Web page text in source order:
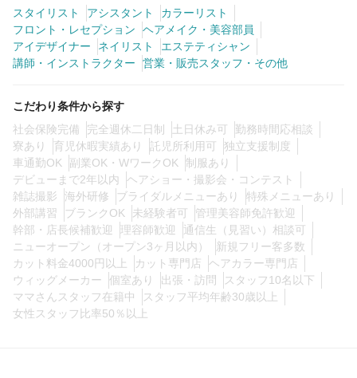
この条件の求人数0件
スタイリスト
アシスタント
カラーリスト
フロント・レセプション
ヘアメイク・美容部員
アイデザイナー
ネイリスト
エステティシャン
講師・インストラクター
営業・販売スタッフ・その他
こだわり条件から探す
社会保険完備
完全週休二日制 土日休み可
勤務時間応相談
寮あり
育児休暇実績あり 託児所利用可
独立支援制度
車通勤OK
副業OK・WワークOK
制服あり
デビューまで2年以内
ヘアショー・撮影会・コンテスト
雑誌撮影
海外研修 ブライダルメニューあり
特殊メニューあり
外部講習
ブランクOK 未経験者可
管理美容師免許歓迎
幹部・店長候補歓迎
理容師歓迎
通信生（見習い）相談可
ニューオープン（オープン3ヶ月以内）
新規フリー客多数
カット料金4000円以上
カット専門店
ヘアカラー専門店
ウィッグメーカー
個室あり 出張・訪問
スタッフ10名以下
ママさんスタッフ在籍中
スタッフ平均年齢30歳以上
女性スタッフ比率50％以上